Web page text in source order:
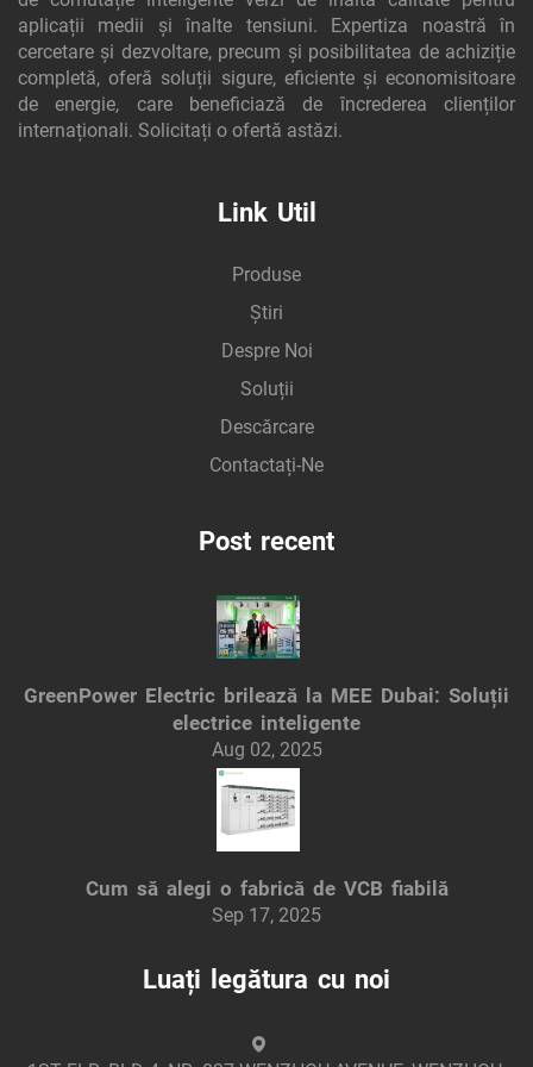
aplicații medii și înalte tensiuni. Expertiza noastră în
cercetare și dezvoltare, precum și posibilitatea de achiziție
completă, oferă soluții sigure, eficiente și economisitoare
de energie, care beneficiază de încrederea clienților
internaționali. Solicitați o ofertă astăzi.
Link Util
Produse
Știri
Despre Noi
Soluții
Descărcare
Contactați-Ne
Post recent
GreenPower Electric brilează la MEE Dubai: Soluții
electrice inteligente
Aug 02, 2025
Cum să alegi o fabrică de VCB fiabilă
Sep 17, 2025
Luați legătura cu noi